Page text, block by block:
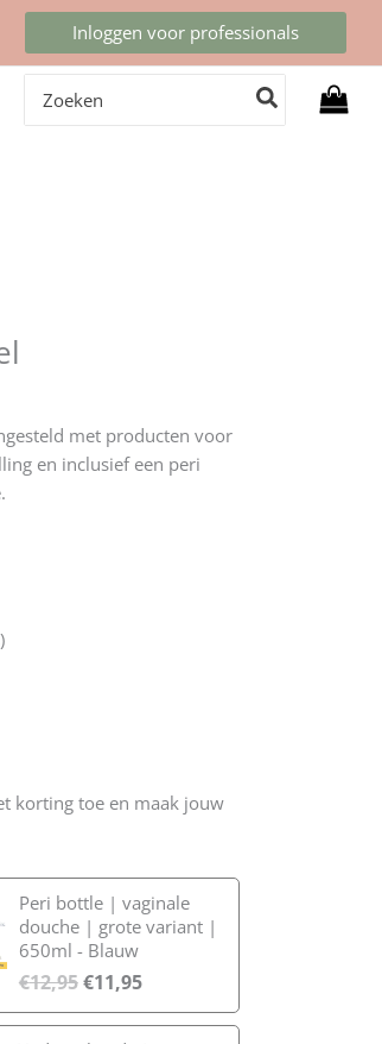
Inloggen voor professionals
naar:
met producten voor
en inclusief een peri
korting toe en maak jouw
Peri bottle | vaginale
douche | grote variant |
650ml - Blauw
€12,95€11,95